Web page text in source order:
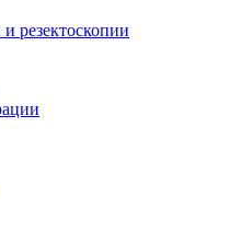
резектоскопии